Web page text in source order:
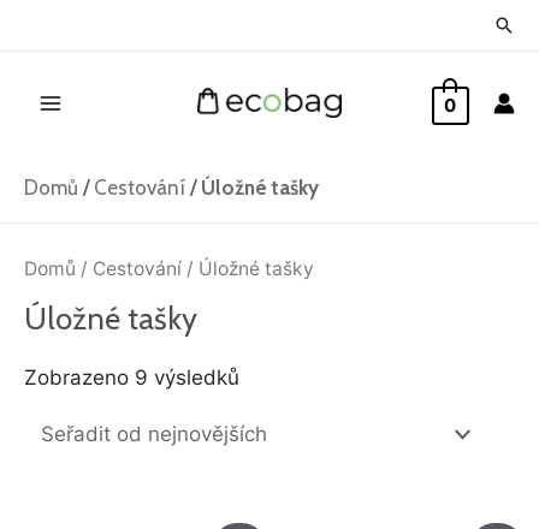
0
Domů / Cestování / Úložné tašky
Domů / Cestování / Úložné tašky
Úložné tašky
Zobrazeno 9 výsledků
nejnovějších